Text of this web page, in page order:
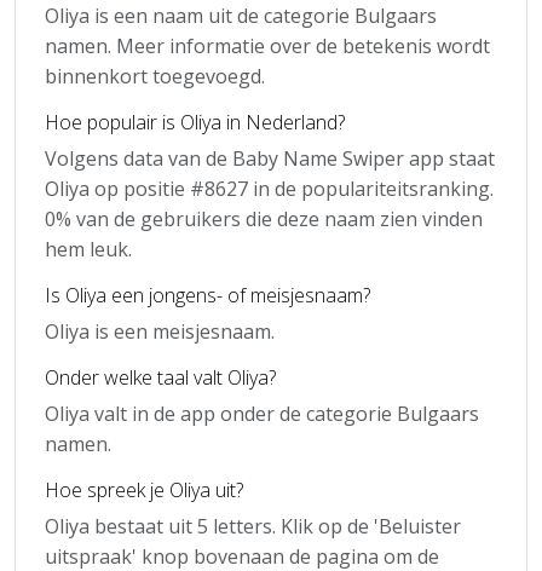
Oliya is een naam uit de categorie Bulgaars
namen. Meer informatie over de betekenis wordt
binnenkort toegevoegd.
Hoe populair is Oliya in Nederland?
Volgens data van de Baby Name Swiper app staat
Oliya op positie #8627 in de populariteitsranking.
0% van de gebruikers die deze naam zien vinden
hem leuk.
Is Oliya een jongens- of meisjesnaam?
Oliya is een meisjesnaam.
Onder welke taal valt Oliya?
Oliya valt in de app onder de categorie Bulgaars
namen.
Hoe spreek je Oliya uit?
Oliya bestaat uit 5 letters. Klik op de 'Beluister
uitspraak' knop bovenaan de pagina om de